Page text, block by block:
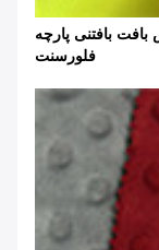
بافتنی پارچه
فلورسنت